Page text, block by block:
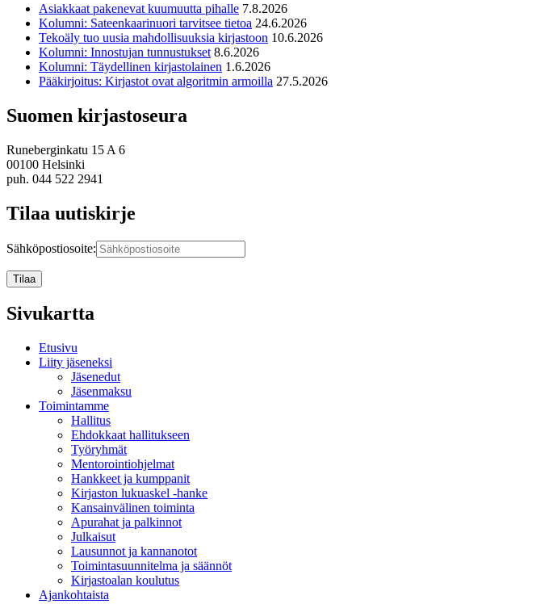
Asiakkaat pakenevat kuumuutta pihalle 7.8.2026
Kolumni: Sateenkaarinuori tarvitsee tietoa 24.6.2026
Tekoäly tuo uusia mahdollisuuksia kirjastoon 10.6.2026
Kolumni: Innostujan tunnustukset 8.6.2026
Kolumni: Täydellinen kirjastolainen 1.6.2026
Pääkirjoitus: Kirjastot ovat algoritmin armoilla 27.5.2026
Suomen kirjastoseura
Runeberginkatu 15 A 6
00100 Helsinki
puh. 044 522 2941
Tilaa uutiskirje
Sähköpostiosoite:
Sivukartta
Etusivu
Liity jäseneksi
Jäsenedut
Jäsenmaksu
Toimintamme
Hallitus
Ehdokkaat hallitukseen
Työryhmät
Mentorointi­ohjelmat
Hankkeet ja kumppanit
Kirjaston lukuaskel -hanke
Kansainvälinen toiminta
Apurahat ja palkinnot
Julkaisut
Lausunnot ja kannanotot
Toimintasuunnitelma ja säännöt
Kirjastoalan koulutus
Ajankohtaista